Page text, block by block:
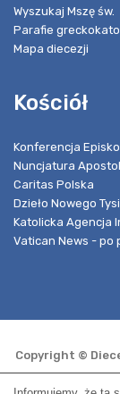
Wyszukaj Mszę św.
Parafie
Mapa diecezji
Kościół
Konferencja
Nuncjatura
Caritas Polska
Dzieło Nowego
Katolicka Agencja
Vatican News - po
Copyright ©